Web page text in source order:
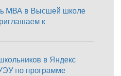
МВА в Высшей школе
к
в Яндекс
по программе